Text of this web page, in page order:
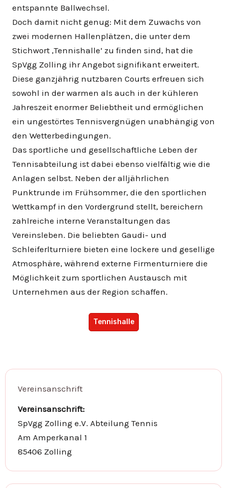
entspannte Ballwechsel.
Doch damit nicht genug: Mit dem Zuwachs von
zwei modernen Hallenplätzen, die unter dem
Stichwort ‚Tennishalle‘ zu finden sind, hat die
SpVgg Zolling ihr Angebot signifikant erweitert.
Diese ganzjährig nutzbaren Courts erfreuen sich
sowohl in der warmen als auch in der kühleren
Jahreszeit enormer Beliebtheit und ermöglichen
ein ungestörtes Tennisvergnügen unabhängig von
den Wetterbedingungen.
Das sportliche und gesellschaftliche Leben der
Tennisabteilung ist dabei ebenso vielfältig wie die
Anlagen selbst. Neben der alljährlichen
Punktrunde im Frühsommer, die den sportlichen
Wettkampf in den Vordergrund stellt, bereichern
zahlreiche interne Veranstaltungen das
Vereinsleben. Die beliebten Gaudi- und
Schleiferlturniere bieten eine lockere und gesellige
Atmosphäre, während externe Firmenturniere die
Möglichkeit zum sportlichen Austausch mit
Unternehmen aus der Region schaffen.
Tennishalle
Vereinsanschrift
Vereinsanschrift:
SpVgg Zolling e.V. Abteilung Tennis
Am Amperkanal 1
85406 Zolling